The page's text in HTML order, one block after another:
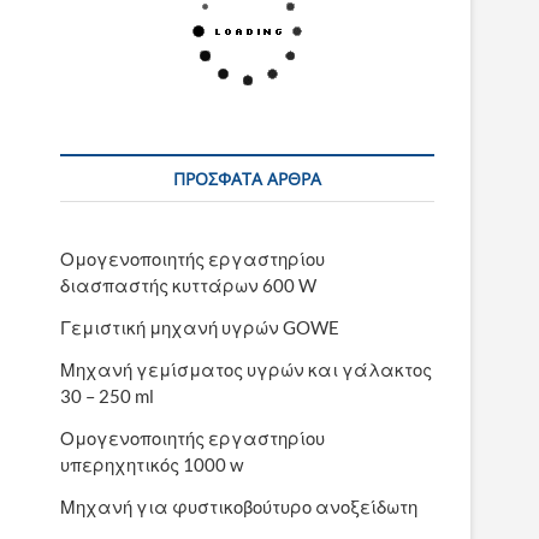
ΠΡΌΣΦΑΤΑ ΆΡΘΡΑ
Ομογενοποιητής εργαστηρίου
διασπαστής κυττάρων 600 W
Γεμιστική μηχανή υγρών GOWE
Μηχανή γεμίσματος υγρών και γάλακτος
30 – 250 ml
Ομογενοποιητής εργαστηρίου
υπερηχητικός 1000 w
Μηχανή για φυστικοβούτυρο ανοξείδωτη